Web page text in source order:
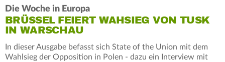
Die Woche in Europa
BRÜSSEL FEIERT WAHSIEG VON TUSK
IN WARSCHAU
In dieser Ausgabe befasst sich State of the Union mit dem
Wahlsieg der Opposition in Polen - dazu ein Interview mit